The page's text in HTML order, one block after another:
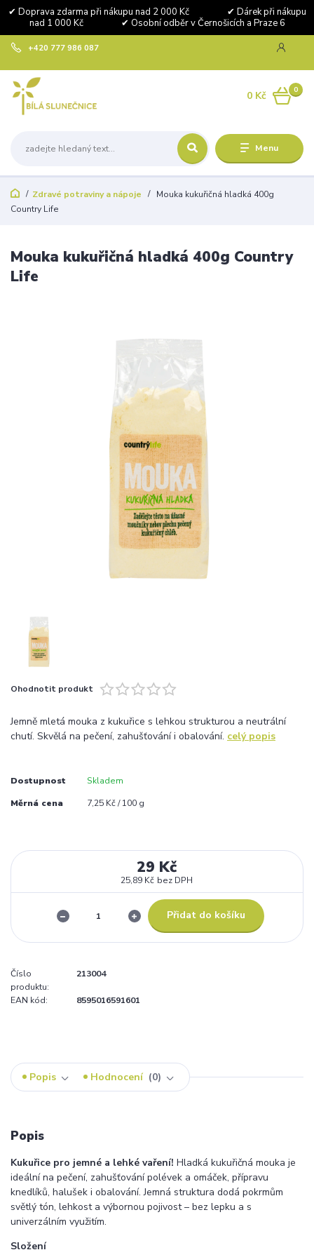
✔ Doprava zdarma při nákupu nad 2 000 Kč ✔ Dárek při nákupu
nad 1 000 Kč ✔ Osobní odběr v Černošicích a Praze 6
Menu
+420 777 986 087
0
0 Kč
Zdravé potraviny a nápoje
Mouka kukuřičná hladká 400g
Country Life
Mouka kukuřičná hladká 400g Country
Life
Ohodnotit produkt
Jemně mletá mouka z kukuřice s lehkou strukturou a neutrální
chutí. Skvělá na pečení, zahušťování i obalování. celý popis
Dostupnost Skladem
Měrná cena 7,25 Kč / 100 g
29 Kč
25,89 Kč bez DPH
Přidat do košíku
Číslo
produktu:
213004
EAN kód: 8595016591601
Popis Hodnocení 0
Popis
Kukuřice pro jemné a lehké vaření! Hladká kukuřičná mouka je
ideální na pečení, zahušťování polévek a omáček, přípravu
knedlíků, halušek i obalování. Jemná struktura dodá pokrmům
světlý tón, lehkost a výbornou pojivost – bez lepku a s
univerzálním využitím.
Složení